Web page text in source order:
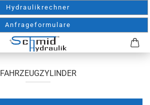
Hydraulikrechner
Anfrageformulare
FAHRZEUGZYLINDER